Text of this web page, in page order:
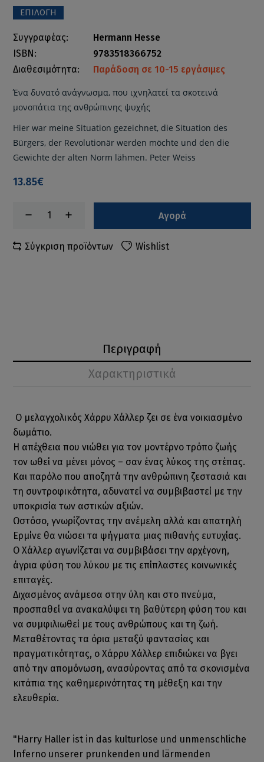
ΕΠΙΛΟΓΗ
Συγγραφέας:
Hermann Hesse
ISBN:
9783518366752
Διαθεσιμότητα:
Παράδοση σε 10-15 εργάσιμες
Ένα δυνατό ανάγνωσμα, που ιχνηλατεί τα σκοτεινά
μονοπάτια της ανθρώπινης ψυχής
Hier war meine Situation gezeichnet, die Situation des
Bürgers, der Revolutionär werden möchte und den die
Gewichte der alten Norm lähmen. Peter Weiss
13.85€
Αγορά
Σύγκριση προϊόντων Wishlist
Περιγραφή
Χαρακτηριστικά
O μελαγχολικός Χάρρυ Χάλλερ ζει σε ένα νοικιασμένο
δωμάτιο.
Η απέχθεια που νιώθει για τον μοντέρνο τρόπο ζωής
τον ωθεί να μένει μόνος – σαν ένας λύκος της στέπας.
Και παρόλο που αποζητά την ανθρώπινη ζεστασιά και
τη συντροφικότητα, αδυνατεί να συμβιβαστεί με την
υποκρισία των αστικών αξιών.
Ωστόσο, γνωρίζοντας την ανέμελη αλλά και απατηλή
Ερμίνε θα νιώσει τα ψήγματα μιας πιθανής ευτυχίας.
Ο Χάλλερ αγωνίζεται να συμβιβάσει την αρχέγονη,
άγρια φύση του λύκου με τις επίπλαστες κοινωνικές
επιταγές.
Διχασμένος ανάμεσα στην ύλη και στο πνεύμα,
προσπαθεί να ανακαλύψει τη βαθύτερη φύση του και
να συμφιλιωθεί με τους ανθρώπους και τη ζωή.
Μεταθέτοντας τα όρια μεταξύ φαντασίας και
πραγματικότητας, ο Χάρρυ Χάλλερ επιδιώκει να βγει
από την απομόνωση, ανασύροντας από τα σκονισμένα
κιτάπια της καθημερινότητας τη μέθεξη και την
ελευθερία.
"Harry Haller ist in das kulturlose und unmenschliche
Inferno unserer prunkenden und lärmenden